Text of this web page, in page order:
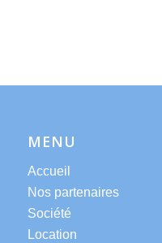
MENU
Accueil
Nos partenaires
Société
Location